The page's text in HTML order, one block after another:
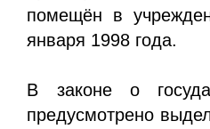
помещён в
января 1998 года.
В законе о
предусмотрено